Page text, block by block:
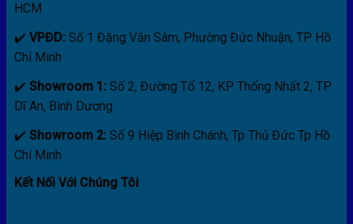
HCM
✔️ VPĐD: Số 1 Đặng Văn Sâm, Phường Đức Nhuận, TP Hồ
Chí Minh
✔️ Showroom 1:Số 2, Đường Tổ 12, KP Thống Nhất 2, TP
Dĩ An, Bình Dương
✔️ Showroom 2:Số 9 Hiệp Bình Chánh, Tp Thủ Đức Tp Hồ
Chí Minh
Kết Nối Với Chúng Tôi